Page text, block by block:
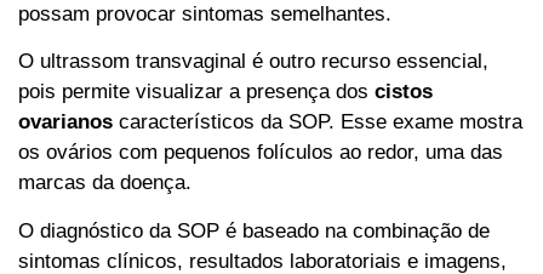
possam provocar sintomas semelhantes.
O ultrassom transvaginal é outro recurso essencial,
pois permite visualizar a presença dos cistos
ovarianos característicos da SOP. Esse exame mostra
os ovários com pequenos folículos ao redor, uma das
marcas da doença.
O diagnóstico da SOP é baseado na combinação de
sintomas clínicos, resultados laboratoriais e imagens,